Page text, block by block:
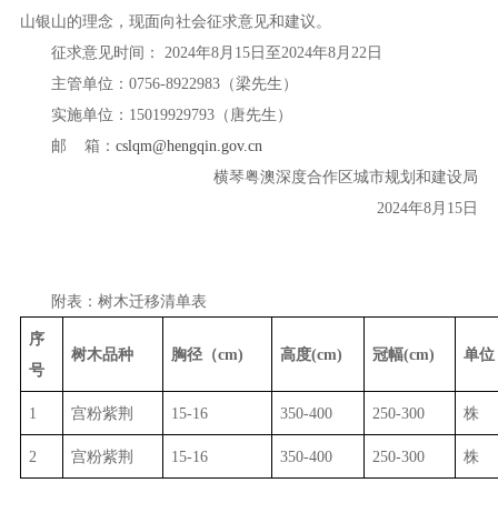
山银山的理念，现面向社会征求意见和建议。
征求意见时间： 2024年8月15日至2024年8月22日
主管单位：0756-8922983（梁先生）
实施单位：15019929793（唐先生）
邮 箱： cslqm@hengqin.gov.cn
横琴粤澳深度合作区城市规划和建设局
2024年8月15日
附表：树木迁移清单表
序
号
树木品种 胸径（cm) 高度(cm) 冠幅(cm) 单位
1 宫粉紫荆 15-16 350-400 250-300 株
2 宫粉紫荆 15-16 350-400 250-300 株